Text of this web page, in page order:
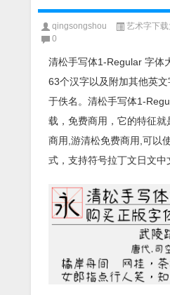
qingsongshou 艺术字下载
0
清松手写体1-Regular 字体
63个汉字以及附加其他英
于佚名。清松手写体1-
载，免费商用，它的特征
商用,游清松免费商用,可以
式，支持符号拉丁文日文中